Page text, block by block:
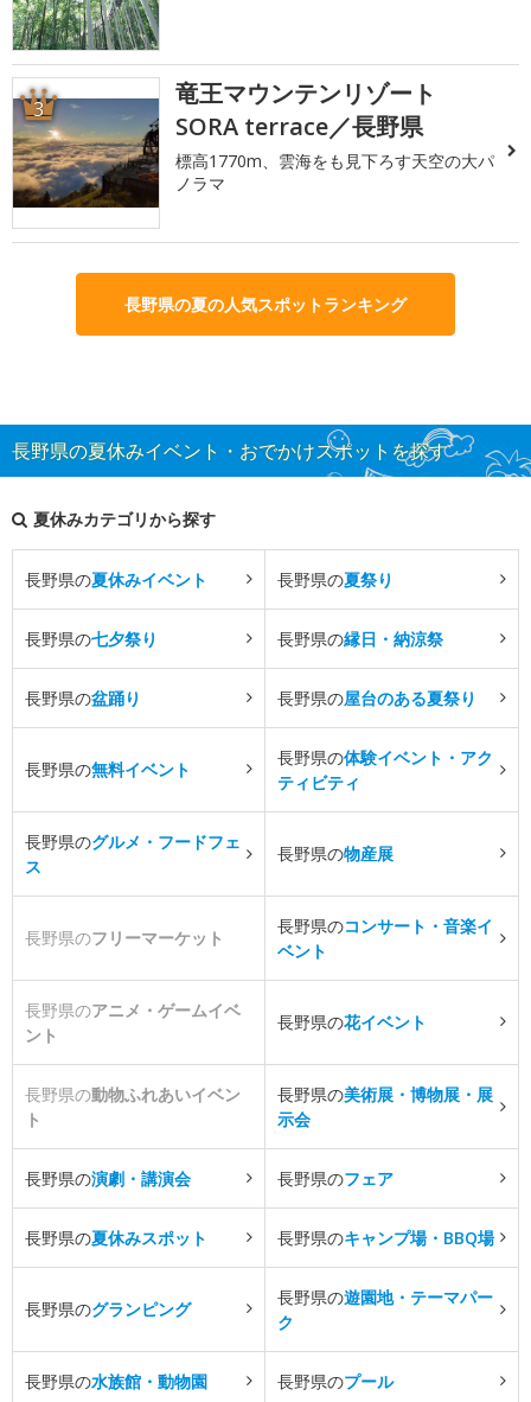
3
竜王マウンテンリゾート
SORA terrace／長野県
標高1770m、雲海をも見下ろす天空の大パ
ノラマ
長野県の夏の人気スポットランキング
長野県の夏休みイベント・おでかけスポットを探す
夏休みカテゴリから探す
長野県の夏休みイベント 長野県の夏祭り
長野県の七夕祭り 長野県の縁日・納涼祭
長野県の盆踊り 長野県の屋台のある夏祭り
長野県の無料イベント
長野県の体験イベント・アク
ティビティ
長野県のグルメ・フードフェ
ス
長野県の物産展
長野県のフリーマーケット
長野県のコンサート・音楽イ
ベント
長野県のアニメ・ゲームイベ
ント
長野県の花イベント
長野県の動物ふれあいイベン
ト
長野県の美術展・博物展・展
示会
長野県の演劇・講演会 長野県のフェア
長野県の夏休みスポット 長野県のキャンプ場・BBQ場
長野県のグランピング
長野県の遊園地・テーマパー
ク
長野県の水族館・動物園 長野県のプール